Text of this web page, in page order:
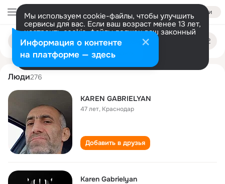
Войти
Мы используем cookie-файлы, чтобы улучшить
сервисы для вас. Если ваш возраст менее 13 лет,
настроить cookie-файлы должен ваш законный
представитель. Больше информации
Разрешить все Настроить
Поиск
людям
karen gabrielyan
Люди276
KAREN GABRIELYAN
47 лет, Краснодар
Добавить в друзья
Karen Gabrielyan
Информация о контенте
на платформе — здесь